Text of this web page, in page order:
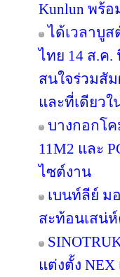
Kunlun พร้อ
ได้เวลาบูส
ไทย 14 ส.ค.
สนใจร่วมสั
และที่เดียวใ
บางกอกโ
11M2 และ
ไซต์งาน
เบนท์ลีย์ ม
สะท้อนเสน่
แต่งตั้ง